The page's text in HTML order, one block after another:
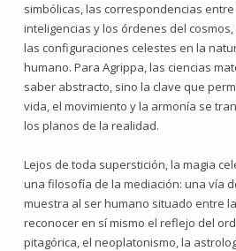
simbólicas, las correspondencias
inteligencias y los órdenes del
las configuraciones celestes en la
humano. Para Agrippa, las ciencias
saber abstracto, sino la clave que
vida, el movimiento y la armonía se
los planos de la realidad.
Lejos de toda superstición, la magia
una filosofía de la mediación: una vía
muestra al ser humano situado entre
reconocer en sí mismo el reflejo del
pitagórica, el neoplatonismo, la